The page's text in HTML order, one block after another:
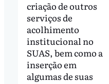
criação de outros
serviços de
acolhimento
institucional no
SUAS, bem como a
inserção em
algumas de suas